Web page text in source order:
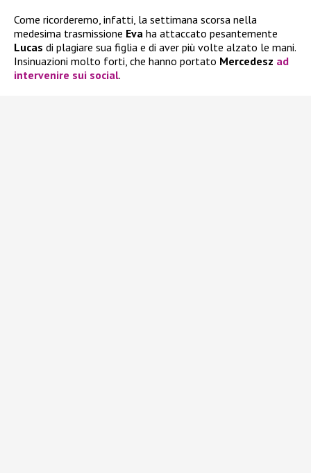
Come ricorderemo, infatti, la settimana scorsa nella
medesima trasmissione Eva ha attaccato pesantemente
Lucas di plagiare sua figlia e di aver più volte alzato le mani.
Insinuazioni molto forti, che hanno portato Mercedesz ad
intervenire sui social.